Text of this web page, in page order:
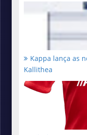
Kappa lança as
Kallithea